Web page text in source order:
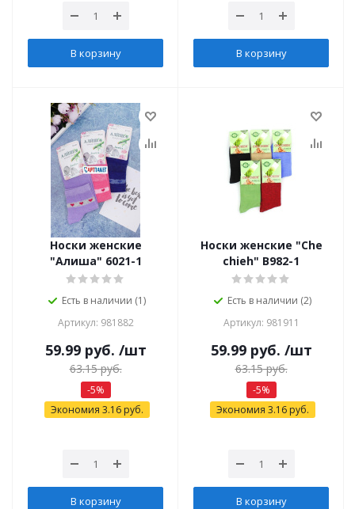
В корзину В корзину
Носки женские
"Алиша" 6021-1
Есть в наличии (1)
Артикул: 981882
59.99руб. /шт
63.15руб.
-5%
Экономия 3.16руб.
В корзину
Носки женские "Che
chieh" В982-1
Есть в наличии (2)
Артикул: 981911
59.99руб. /шт
63.15руб.
-5%
Экономия 3.16руб.
В корзину